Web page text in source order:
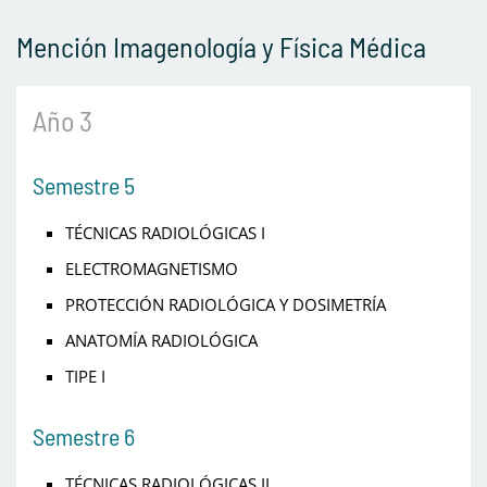
Mención Imagenología y Física Médica
Año 3
Semestre 5
TÉCNICAS RADIOLÓGICAS I
ELECTROMAGNETISMO
PROTECCIÓN RADIOLÓGICA Y DOSIMETRÍA
ANATOMÍA RADIOLÓGICA
TIPE I
Semestre 6